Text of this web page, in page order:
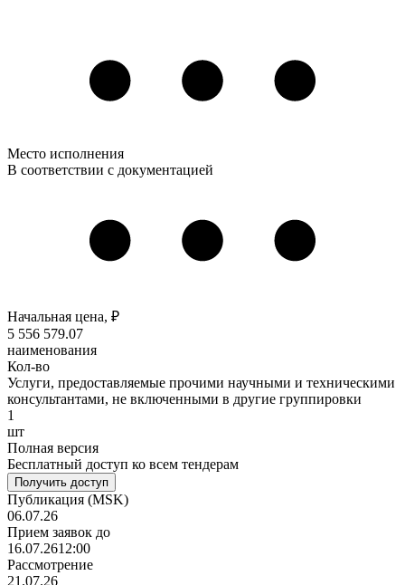
Место исполнения
В соответствии с документацией
Начальная цена, ₽
5 556 579.07
наименования
Кол-во
Услуги, предоставляемые прочими научными и техническими
консультантами, не включенными в другие группировки
1
шт
Полная версия
Бесплатный доступ ко всем тендерам
Получить доступ
Публикация (MSK)
06.07.26
Прием заявок до
16.07.2612:00
Рассмотрение
21.07.26